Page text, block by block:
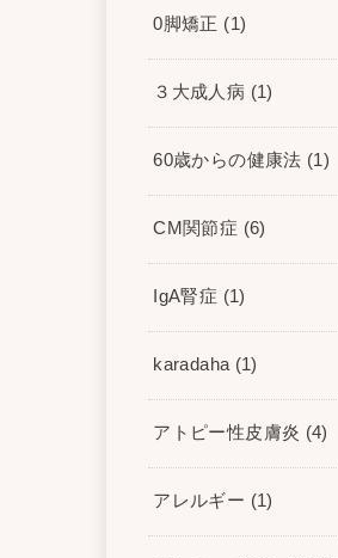
0脚矯正 (1)
３大成人病 (1)
60歳からの健康法 (1)
CM関節症 (6)
IgA腎症 (1)
karadaha (1)
アトピー性皮膚炎 (4)
アレルギー (1)